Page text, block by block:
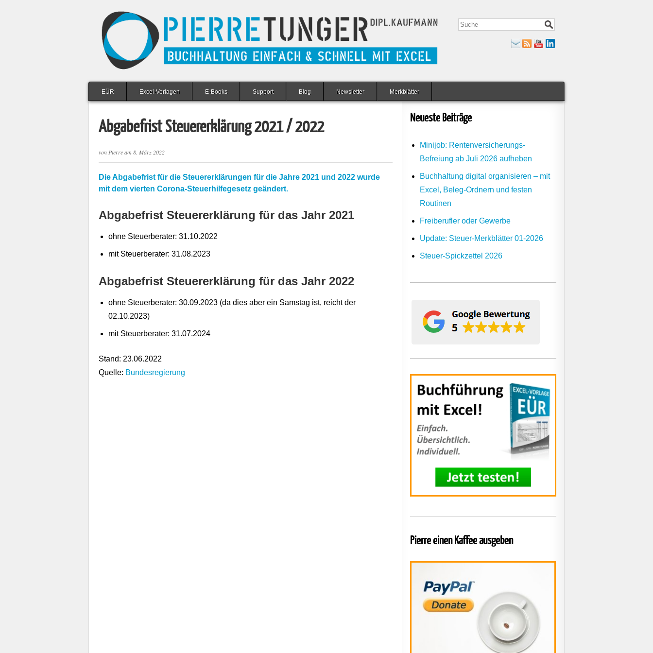
EÜR Excel-Vorlagen E-Books Support Blog Newsletter Merkblätter
Abgabefrist Steuererklärung 2021 / 2022
von Pierream 8. März 2022
Die Abgabefrist für die Steuererklärungen für die Jahre 2021 und 2022 wurde
mit dem vierten Corona-Steuerhilfegesetz geändert.
Abgabefrist Steuererklärung für das Jahr 2021
ohne Steuerberater: 31.10.2022
mit Steuerberater: 31.08.2023
Abgabefrist Steuererklärung für das Jahr 2022
ohne Steuerberater: 30.09.2023 (da dies aber ein Samstag ist, reicht der
02.10.2023)
mit Steuerberater: 31.07.2024
Stand: 23.06.2022
Quelle: Bundesregierung
Neueste Beiträge
Minijob: Rentenversicherungs-
Befreiung ab Juli 2026 aufheben
Buchhaltung digital organisieren – mit
Excel, Beleg-Ordnern und festen
Routinen
Freiberufler oder Gewerbe
Update: Steuer-Merkblätter 01-2026
Steuer-Spickzettel 2026
Pierre einen Kaffee ausgeben